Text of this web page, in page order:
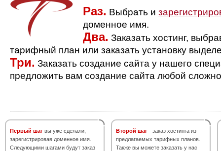
Раз. Выбрать и
доменное имя.
Два. Заказать хостинг,
тарифный план или заказать установку
Три. Заказать создание сайта у нашего
предложить вам создание сайта любой
Первый шаг вы уже сделали,
зарегистрировав доменное имя.
Следующими шагами будут заказ
Второй шаг - заказ хостинга из
предлагаемых тарифных планов.
Также вы можете заказать у нас